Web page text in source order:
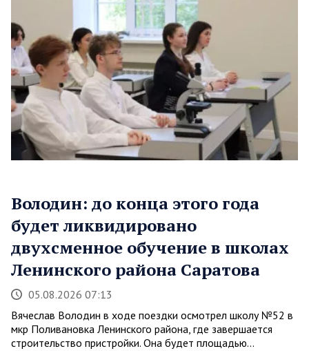
Володин: до конца этого года
будет ликвидировано
двухсменное обучение в школах
Ленинского района Саратова
05.08.2026 07:13
Вячеслав Володин в ходе поездки осмотрел школу №52 в
мкр Поливановка Ленинского района, где завершается
строительство пристройки. Она будет площадью…